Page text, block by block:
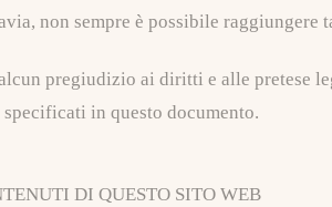
non sempre è possibile raggiungere
pregiudizio ai diritti e alle pretese
in questo documento.
DI QUESTO SITO WEB